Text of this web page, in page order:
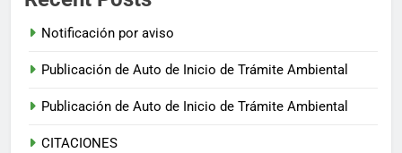
Notificación por aviso
Publicación de Auto de Inicio de Trámite Ambiental
Publicación de Auto de Inicio de Trámite Ambiental
CITACIONES